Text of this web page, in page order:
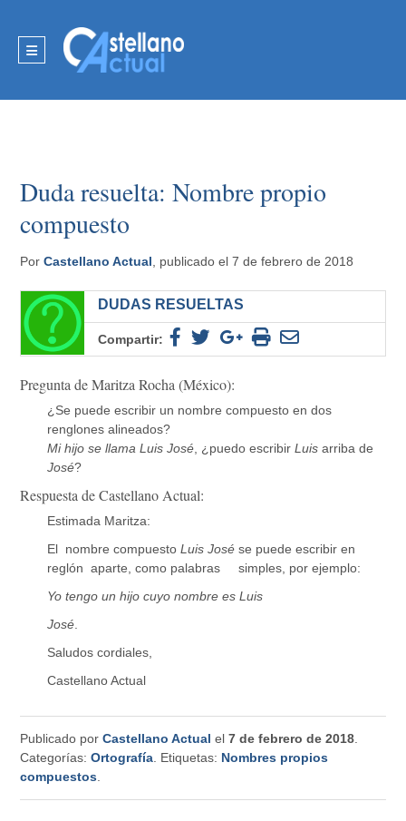
Duda resuelta: Nombre propio
compuesto
PorCastellano Actual , publicado el 7 de febrero de 2018
DUDAS RESUELTAS
Compartir:
Pregunta de Maritza Rocha (México):
¿Se puede escribir un nombre compuesto en dos
renglones alineados?
Mi hijo se llama Luis José , ¿puedo escribirLuis arriba de
José?
Respuesta de Castellano Actual:
Estimada Maritza:
El nombre compuestoLuis José se puede escribir en
reglón aparte, como palabras simples, por ejemplo:
Yo tengo un hijo cuyo nombre es Luis
José
Saludos cordiales,
Castellano Actual
Publicado porCastellano Actual el7 de febrero de 2018
Categorías:Ortografía . Etiquetas: Nombres propios
compuestos